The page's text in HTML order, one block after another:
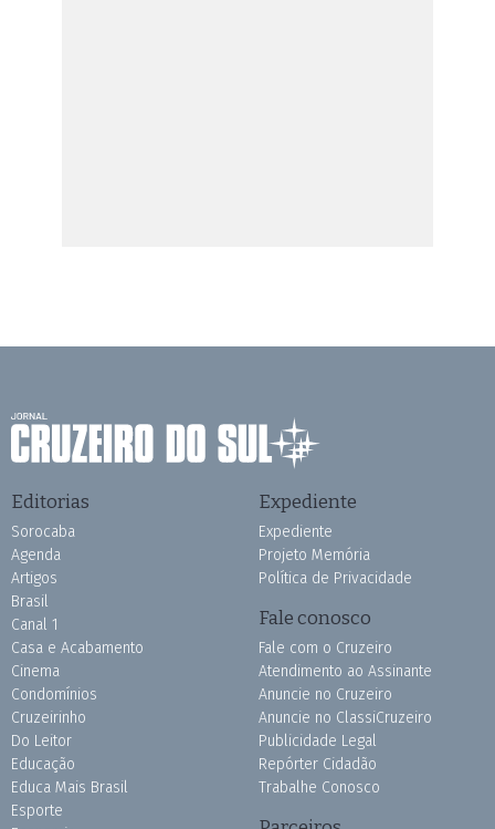
Editorias
Sorocaba
Agenda
Artigos
Brasil
Canal 1
Casa e Acabamento
Cinema
Condomínios
Cruzeirinho
Do Leitor
Educação
Educa Mais Brasil
Esporte
Expediente
Expediente
Projeto Memória
Política de Privacidade
Fale conosco
Fale com o Cruzeiro
Atendimento ao Assinante
Anuncie no Cruzeiro
Anuncie no ClassiCruzeiro
Publicidade Legal
Repórter Cidadão
Trabalhe Conosco